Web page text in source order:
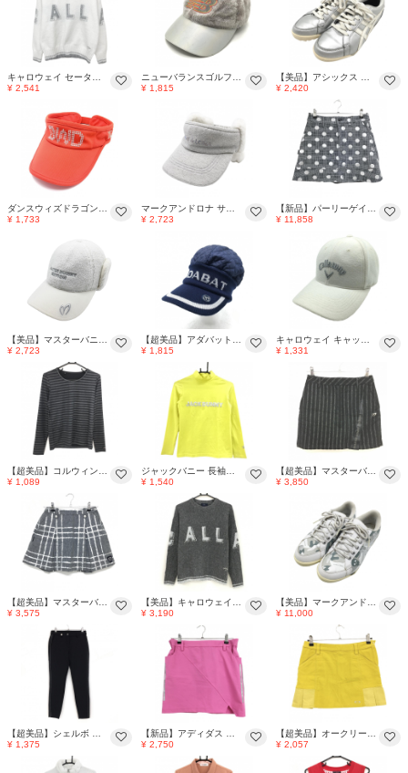
キャロウェイ セーター 白×シルバー ビッグロゴ ニット レディース L ゴルフウェア 2024年モデル Callaway
¥ 2,541
ニューバランスゴルフ ボアキャップ グレー×シルバー ロゴ刺しゅう FR ゴルフウェア New Balance
¥ 1,815
【美品】アシックス ゴルフシューズ シルバー×白 1113A009 スパイクレス ゲルプレショット レディース 23.5 ゴルフウェア asics
¥ 2,420
ダンスウィズドラゴン サンバイザー レッド×シルバー フリーサイズ ゴルフウェア Dance With Dragon
¥ 1,733
マークアンドロナ サンバイザー シルバー×白 イヤーマフ付 ラインストーン ゴルフウェア MARK＆LONA
¥ 2,723
【新品】パーリーゲイツ スカート 黒×白×シルバー ドット柄 チェック 裏微起毛 レディース 0(S) ゴルフウェア PEARLY GATES
¥ 11,858
【美品】マスターバニー 耳当て付きボアキャップ 白×シルバー 一部ボア ロゴ刺しゅう FR ゴルフウェア MASTER BUNNY EDITION
¥ 2,723
【超美品】アダバット つば付きニット帽 ネイビー×シルバー系 一部中綿 フロントロゴ ゴルフウェア adabat
¥ 1,815
キャロウェイ キャップ 白×シルバー 起毛 立体ロゴ刺しゅう FR ゴルフウェア Callaway
¥ 1,331
【超美品】コルウィン インナーシャツ 黒×シルバー ボーダー 袖口ロゴ レディース L ゴルフウェア Kolwin
¥ 1,089
ジャックバニー 長袖ハイネックシャツ イエロー×シルバー ロゴプリント レディース 0(S) ゴルフウェア Jack Bunny
¥ 1,540
【超美品】マスターバニー スカート 黒×シルバー ストライプ 羊毛混 レディース 0(S) ゴルフウェア MASTER BUNNY EDITION
¥ 3,850
【超美品】マスターバニー スカート 杢グレー×シルバー チェック 裏地付 ウール混 レディース 0(S) ゴルフウェア MASTER BUNNY EDITION
¥ 3,575
【美品】キャロウェイ セーター 杢グレー×シルバー フロントロゴ ウール混 ニット レディース L ゴルフウェア 2024年モデル Callaway
¥ 3,190
【美品】マークアンドロナ×asics ゴルフシューズ 白×シルバー GEL-Phy 1113A026-100 レディース 23.0 ゴルフウェア MARK＆LONA
¥ 11,000
【超美品】シェルボ パンツ 黒×シルバー サイドステッチ レディース XS/4 ゴルフウェア CHERVO
¥ 1,375
【新品】アディダス スカート ピンク×シルバー サイド3ライン インナーパンツ付 ストレッチ レディース L ゴルフウェア adidas
¥ 2,750
【超美品】オークリー スカート マスタードイエローシルバーロゴ サイドプリーツ レディース M ゴルフウェア Oakley
¥ 2,057